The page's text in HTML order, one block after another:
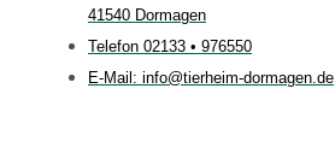
41540 Dormagen
Telefon 02133 • 976550
E-Mail: info@tierheim-dormagen.de